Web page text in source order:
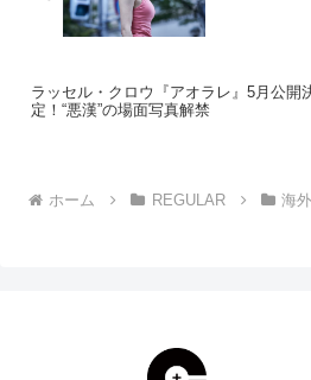
ラッセル・クロウ『アオラレ』5月公開
定！“悪漢”の場面写真解禁
ホーム REGULAR 海